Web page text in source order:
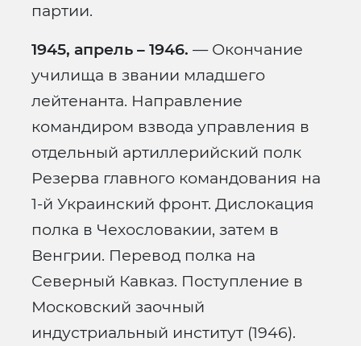
партии.
1945, апрель – 1946. — Окончание
училища в звании младшего
лейтенанта. Направление
командиром взвода управления в
отдельный артиллерийский полк
Резерва главного командования на
1-й Украинский фронт. Дислокация
полка в Чехословакии, затем в
Венгрии. Перевод полка на
Северный Кавказ. Поступление в
Московский заочный
индустриальный институт (1946).